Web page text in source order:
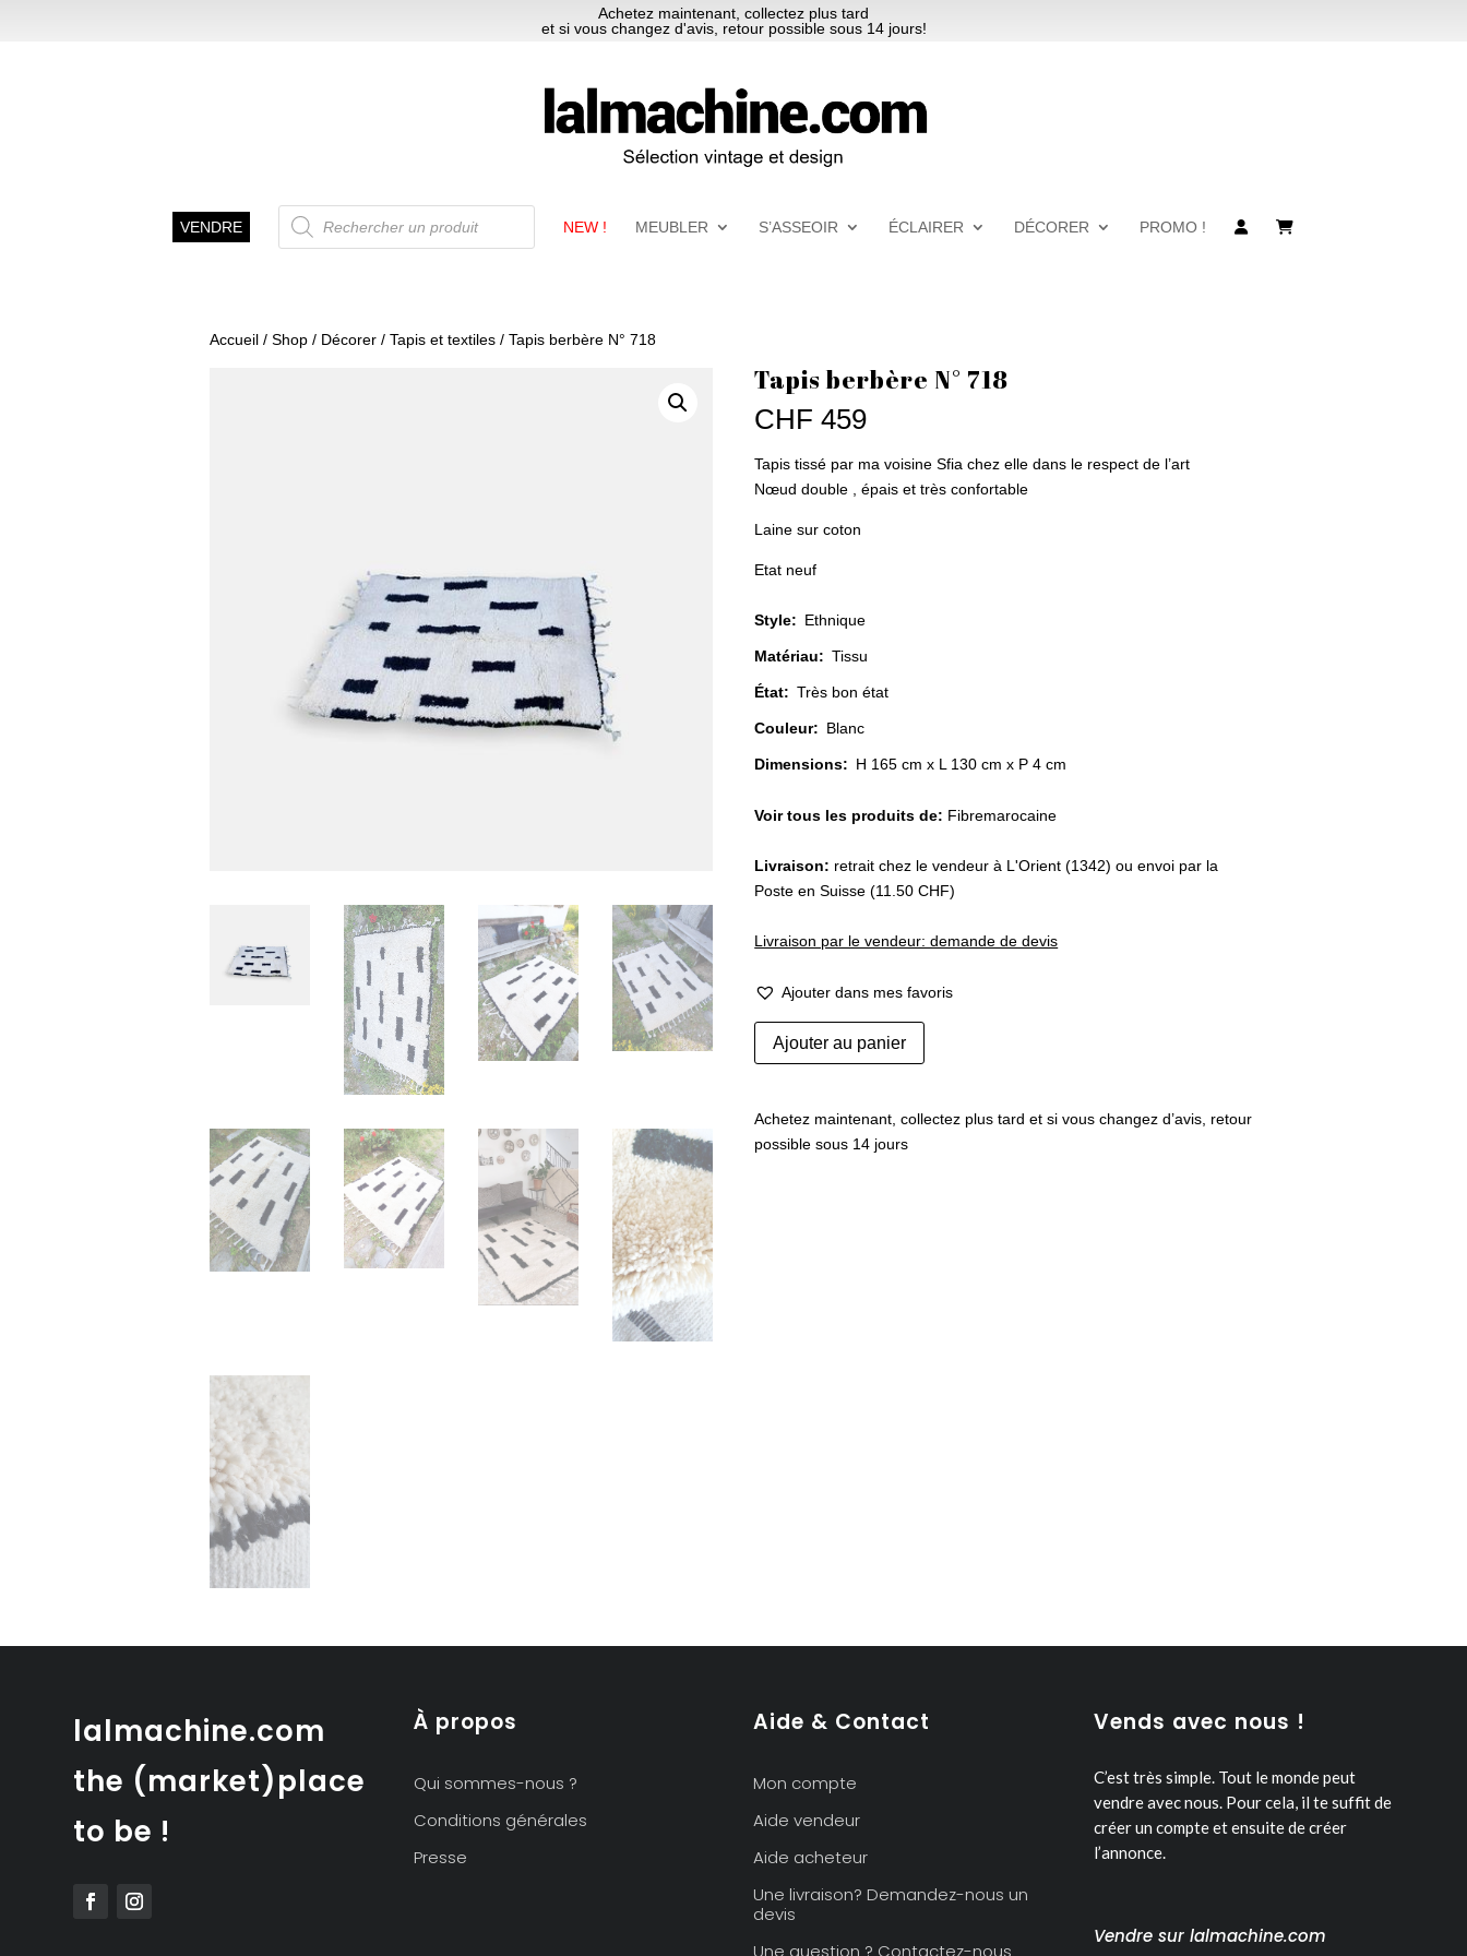
Achetez maintenant, collectez plus tard
et si vous changez d'avis, retour possible sous 14 jours!
VENDRE
Recherche
de
produits
NEW ! MEUBLER S’ASSEOIR ÉCLAIRER DÉCORER PROMO !
Accueil / Shop / Décorer / Tapis et textiles / Tapis berbère N° 718
Tapis berbère N° 718
CHF 459
Tapis tissé par ma voisine Sfia chez elle dans le respect de l’art
Nœud double , épais et très confortable
Laine sur coton
Etat neuf
Style: Ethnique
Matériau: Tissu
État: Très bon état
Couleur: Blanc
Dimensions: H 165 cm x L 130 cm x P 4 cm
Voir tous les produits de: Fibremarocaine
Livraison: retrait chez le vendeur à L'Orient (1342) ou envoi par la
Poste en Suisse (11.50 CHF)
Livraison par le vendeur: demande de devis
Ajouter dans mes favoris
quantité
de
718
Ajouter au panier
Achetez maintenant, collectez plus tard et si vous changez d’avis, retour
possible sous 14 jours
lalmachine.com
the (market)place
to be !
À propos
Qui sommes-nous ?
Conditions générales
Presse
Aide & Contact
Mon compte
Aide vendeur
Aide acheteur
Une livraison? Demandez-nous un
devis
Vends avec nous !
C’est très simple. Tout le monde peut
vendre avec nous. Pour cela, il te suffit de
créer un compte et ensuite de créer
l’annonce.
Vendre sur lalmachine.com